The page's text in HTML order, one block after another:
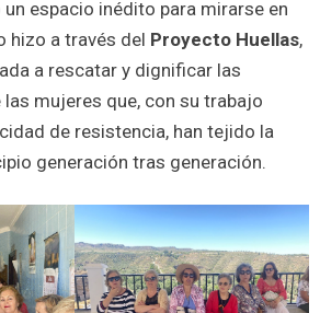
espacio inédito para mirarse en
hizo a través del Proyecto Huellas,
a rescatar y dignificar las
mujeres que, con su trabajo
de resistencia, han tejido la
generación tras generación.